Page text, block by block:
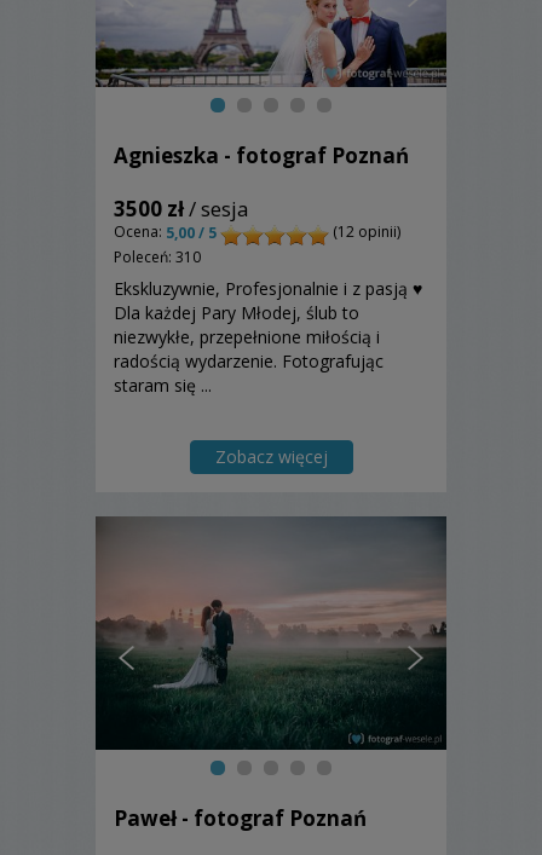
Agnieszka - fotograf Poznań
3500 zł/ sesja
Ocena: 5,00 / 5
(12 opinii)
Poleceń: 310
Ekskluzywnie, Profesjonalnie i z pasją ♥
Dla każdej Pary Młodej, ślub to
niezwykłe, przepełnione miłością i
radością wydarzenie. Fotografując
staram się ...
Zobacz więcej
Paweł - fotograf Poznań